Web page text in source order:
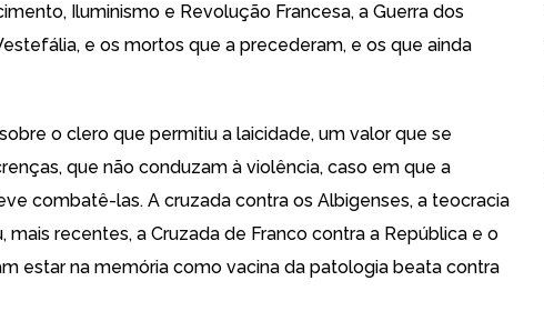
Iluminismo e Revolução Francesa, a Guerra dos
e os mortos que a precederam, e os que ainda
o clero que permitiu a laicidade, um valor que se
que não conduzam à violência, caso em que a
combatê-las. A cruzada contra os Albigenses, a teocracia
mais recentes, a Cruzada de Franco contra a República e o
estar na memória como vacina da patologia beata contra